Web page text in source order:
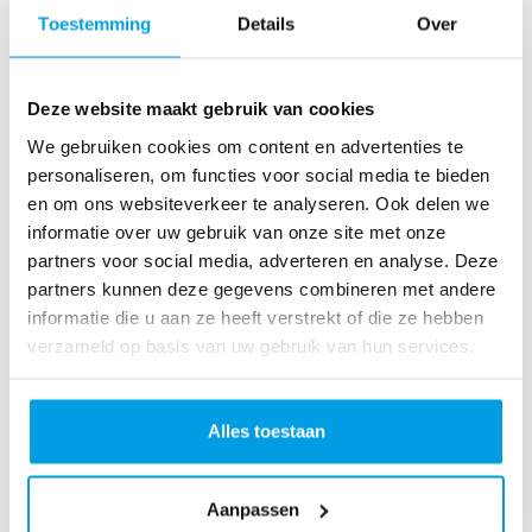
Toestemming Details Over
Deze website maakt gebruik van cookies
We gebruiken cookies om content en advertenties te
personaliseren, om functies voor social media te bieden
en om ons websiteverkeer te analyseren. Ook delen we
informatie over uw gebruik van onze site met onze
partners voor social media, adverteren en analyse. Deze
partners kunnen deze gegevens combineren met andere
informatie die u aan ze heeft verstrekt of die ze hebben
verzameld op basis van uw gebruik van hun services.
Alles toestaan
Aanpassen
as
R
u
n
L
o
ve
Li
fe
R
n
S
n
fo